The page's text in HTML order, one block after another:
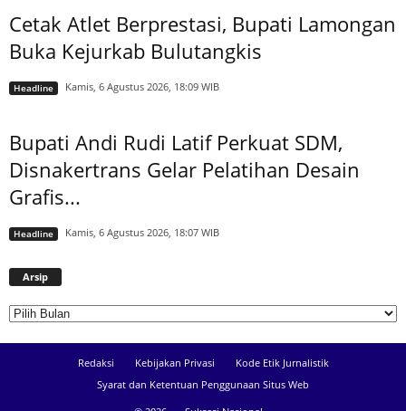
Cetak Atlet Berprestasi, Bupati Lamongan
Buka Kejurkab Bulutangkis
Headline Kamis, 6 Agustus 2026, 18:09 WIB
Bupati Andi Rudi Latif Perkuat SDM,
Disnakertrans Gelar Pelatihan Desain
Grafis...
Headline Kamis, 6 Agustus 2026, 18:07 WIB
Arsip
Redaksi Kebijakan Privasi
Kode Etik Jurnalistik
Syarat dan Ketentuan Penggunaan Situs Web